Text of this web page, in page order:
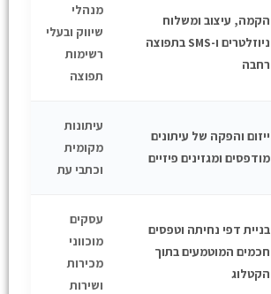
הקמה, עיצוב ומשלוח
ניוזלטרים ו-SMS בתפוצה
רחבה
מנהלי
שיווק ובעלי
רשימות
תפוצה
ייזום והפקה של עיתונים
מודפסים ומגזינים פיזיים
עיתונות
מקומית
וכתבי עת
בניית דפי נחיתה וטפסים
חכמים המוטמעים בתוך
הקטלוג
עסקים
מוכווני
מכירות
ושירות